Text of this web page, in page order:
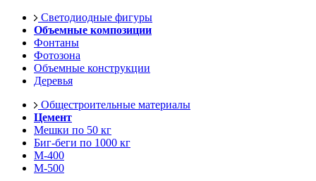
Светодиодные фигуры
Объемные композиции
Фонтаны
Фотозона
Объемные конструкции
Деревья
Общестроительные материалы
Цемент
Мешки по 50 кг
Биг-беги по 1000 кг
М-400
М-500